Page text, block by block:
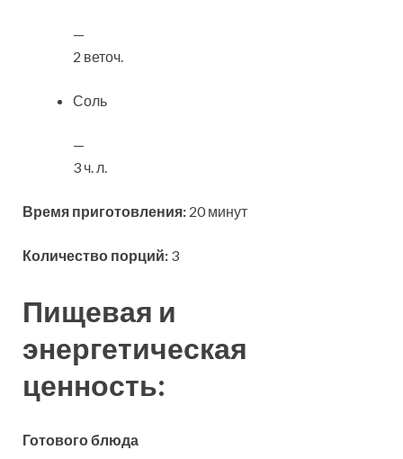
—
2 веточ.
Соль
—
3 ч. л.
Время приготовления: 20 минут
Количество порций: 3
Пищевая и
энергетическая
ценность:
Готового блюда